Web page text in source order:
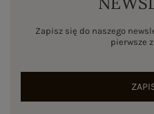
Zapisz się do naszego
pierwsze